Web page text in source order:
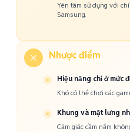
Yên tâm sử dụng với
Samsung.
Nhược điểm
Hiệu năng chỉ ở mức
Khó có thể chơi các
Khung và mặt lưng
Cảm giác cầm nắm